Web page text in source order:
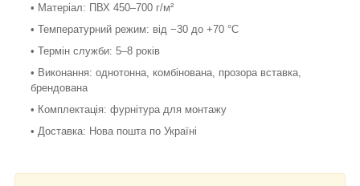
• Матеріал: ПВХ 450–700 г/м²
• Температурний режим: від −30 до +70 °С
• Термін служби: 5–8 років
• Виконання: однотонна, комбінована, прозора вставка,
брендована
• Комплектація: фурнітура для монтажу
• Доставка: Нова пошта по Україні